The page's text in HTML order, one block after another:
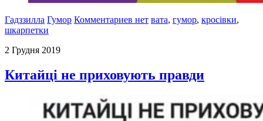
Гадззилла Гумор Комментариев нет вата, гумор, кросівки,
шкарпетки
2 Грудня 2019
Китайці не приховують правди